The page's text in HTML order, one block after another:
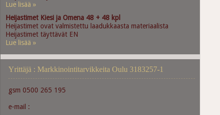
Lue lisää »
Heijastimet Kiesi ja Omena 48 + 48 kpl
Heijastimet ovat valmistettu laadukkaasta materiaalista
Heijastimet täyttävät EN
Lue lisää »
Yrittäjä : Markkinointitarvikkeita Oulu 3183257-1
gsm 0500 265 195
e-mail :